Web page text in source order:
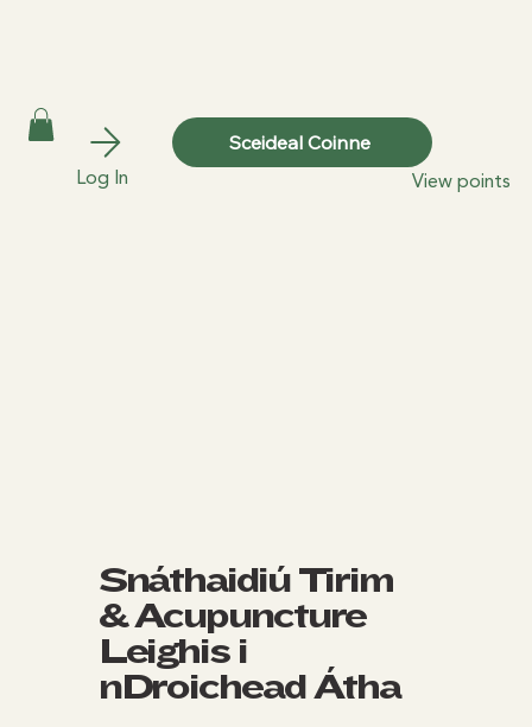
Sceideal Coinne
View points
Log In
Snáthaidiú Tirim
& Acupuncture
Leighis i
nDroichead Átha